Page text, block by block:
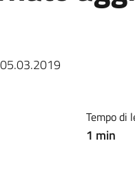
Tempo di
1 min